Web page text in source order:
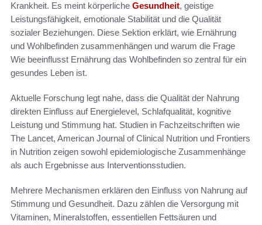
Krankheit. Es meint körperliche Gesundheit, geistige
Leistungsfähigkeit, emotionale Stabilität und die Qualität
sozialer Beziehungen. Diese Sektion erklärt, wie Ernährung
und Wohlbefinden zusammenhängen und warum die Frage
Wie beeinflusst Ernährung das Wohlbefinden so zentral für ein
gesundes Leben ist.
Aktuelle Forschung legt nahe, dass die Qualität der Nahrung
direkten Einfluss auf Energielevel, Schlafqualität, kognitive
Leistung und Stimmung hat. Studien in Fachzeitschriften wie
The Lancet, American Journal of Clinical Nutrition und Frontiers
in Nutrition zeigen sowohl epidemiologische Zusammenhänge
als auch Ergebnisse aus Interventionsstudien.
Mehrere Mechanismen erklären den Einfluss von Nahrung auf
Stimmung und Gesundheit. Dazu zählen die Versorgung mit
Vitaminen, Mineralstoffen, essentiellen Fettsäuren und